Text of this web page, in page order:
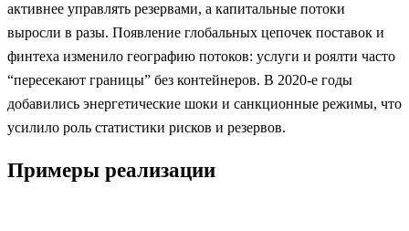
активнее управлять резервами, а капитальные потоки
выросли в разы. Появление глобальных цепочек поставок и
финтеха изменило географию потоков: услуги и роялти часто
“пересекают границы” без контейнеров. В 2020‑е годы
добавились энергетические шоки и санкционные режимы, что
усилило роль статистики рисков и резервов.
Примеры реализации